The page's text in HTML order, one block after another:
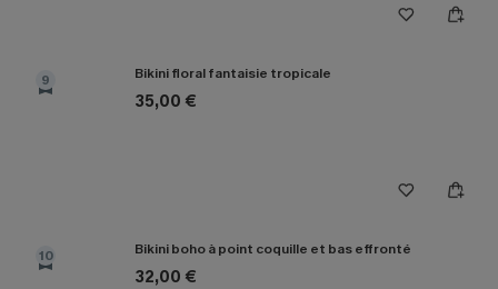
9 Bikini floral fantaisie tropicale
35,00 €
10 Bikini boho à point coquille et bas effronté
32,00 €